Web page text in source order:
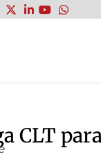
CLT